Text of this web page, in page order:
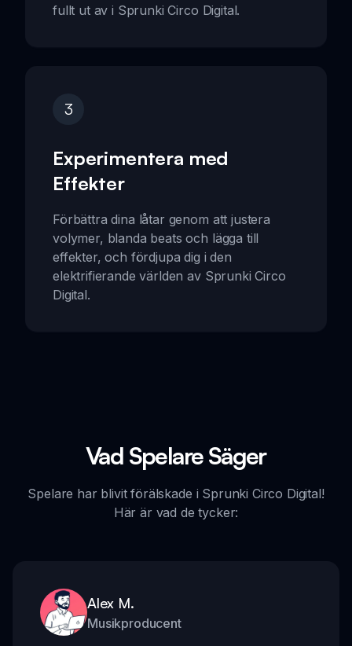
fullt ut av i Sprunki Circo Digital.
3
Experimentera med
Effekter
Förbättra dina låtar genom att justera
volymer, blanda beats och lägga till
effekter, och fördjupa dig i den
elektrifierande världen av Sprunki Circo
Digital.
Vad Spelare Säger
Spelare har blivit förälskade i Sprunki Circo Digital!
Här är vad de tycker:
Alex M.
Musikproducent